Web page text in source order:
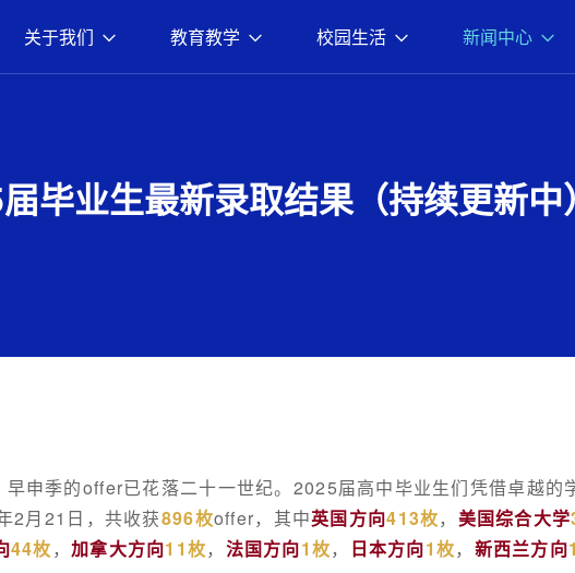
关于我们 教育教学 校园生活 新闻中心
毕业生最新录取结果（持续更新中）
申季的offer已花落二十一世纪。2025届高中毕业生们凭借卓越的
2月21日，共收获896枚offer，其中英国方向413枚， 美国综合大学
44枚 ，加拿大方向11枚， 法国方向1枚， 日本方向1枚， 新西兰方向